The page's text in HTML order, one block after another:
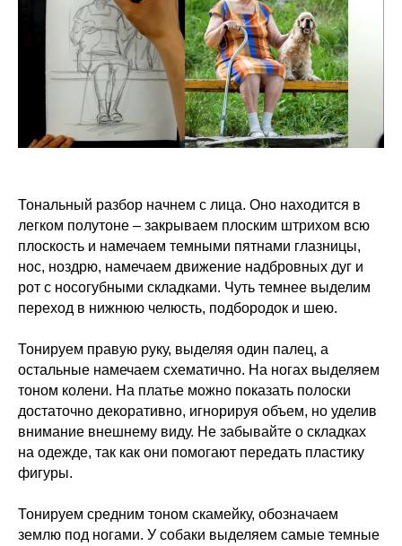
Тональный разбор начнем с лица. Оно находится в
легком полутоне – закрываем плоским штрихом всю
плоскость и намечаем темными пятнами глазницы,
нос, ноздрю, намечаем движение надбровных дуг и
рот с носогубными складками. Чуть темнее выделим
переход в нижнюю челюсть, подбородок и шею.
Тонируем правую руку, выделяя один палец, а
остальные намечаем схематично. На ногах выделяем
тоном колени. На платье можно показать полоски
достаточно декоративно, игнорируя объем, но уделив
внимание внешнему виду. Не забывайте о складках
на одежде, так как они помогают передать пластику
фигуры.
Тонируем средним тоном скамейку, обозначаем
землю под ногами. У собаки выделяем самые темные